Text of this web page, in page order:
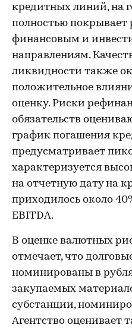
кредитных линий, на
полностью покрывает
финансовым и
направлениям.
ликвидности также
положительное
оценку. Риски
обязательств
график погашения
предусматривает
характеризуется
на отчетную дату на
приходилось около
EBITDA.
В оценке валютных
отмечает, что
номинированы в
закупаемых
субстанции,
Агентство оценивает